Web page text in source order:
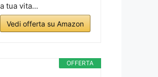
tua vita...
Vedi offerta su Amazon
OFFERTA